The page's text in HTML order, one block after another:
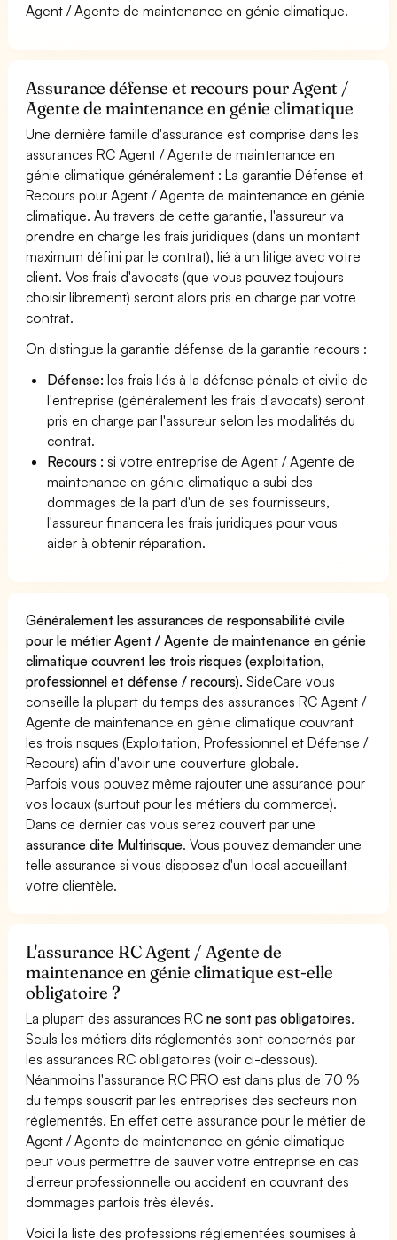
Agent / Agente de maintenance en génie climatique.
Assurance défense et recours pour Agent /
Agente de maintenance en génie climatique
Une dernière famille d'assurance est comprise dans les
assurances RC Agent / Agente de maintenance en
génie climatique généralement : La garantie Défense et
Recours pour Agent / Agente de maintenance en génie
climatique. Au travers de cette garantie, l'assureur va
prendre en charge les frais juridiques (dans un montant
maximum défini par le contrat), lié à un litige avec votre
client. Vos frais d'avocats (que vous pouvez toujours
choisir librement) seront alors pris en charge par votre
contrat.
On distingue la garantie défense de la garantie recours :
Défense: les frais liés à la défense pénale et civile de
l'entreprise (généralement les frais d'avocats) seront
pris en charge par l'assureur selon les modalités du
contrat.
Recours : si votre entreprise de Agent / Agente de
maintenance en génie climatique a subi des
dommages de la part d'un de ses fournisseurs,
l'assureur financera les frais juridiques pour vous
aider à obtenir réparation.
Généralement les assurances de responsabilité civile
pour le métier Agent / Agente de maintenance en génie
climatique couvrent les trois risques (exploitation,
professionnel et défense / recours). SideCare vous
conseille la plupart du temps des assurances RC Agent /
Agente de maintenance en génie climatique couvrant
les trois risques (Exploitation, Professionnel et Défense /
Recours) afin d'avoir une couverture globale.
Parfois vous pouvez même rajouter une assurance pour
vos locaux (surtout pour les métiers du commerce).
Dans ce dernier cas vous serez couvert par une
assurance dite Multirisque. Vous pouvez demander une
telle assurance si vous disposez d'un local accueillant
votre clientèle.
L'assurance RC Agent / Agente de
maintenance en génie climatique est-elle
obligatoire ?
La plupart des assurances RCne sont pas obligatoires.
Seuls les métiers dits réglementés sont concernés par
les assurances RC obligatoires (voir ci-dessous).
Néanmoins l'assurance RC PRO est dans plus de 70 %
du temps souscrit par les entreprises des secteurs non
réglementés. En effet cette assurance pour le métier de
Agent / Agente de maintenance en génie climatique
peut vous permettre de sauver votre entreprise en cas
d'erreur professionnelle ou accident en couvrant des
dommages parfois très élevés.
Voici la liste des professions réglementées soumises à